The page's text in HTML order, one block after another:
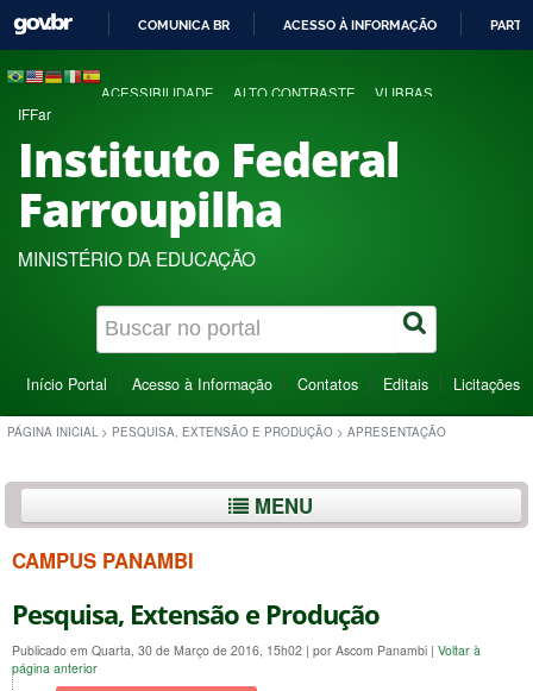
COMUNICA BR ACESSO À INFORMAÇÃO
ACESSIBILIDADE ALTO CONTRASTE VLIBRAS
IFFar
Instituto Federal
Farroupilha
MINISTÉRIO DA EDUCAÇÃO
Início Portal Acesso à Informação Contatos Editais Licitações
PÁGINA INICIAL > PESQUISA, EXTENSÃO E PRODUÇÃO > APRESENTAÇÃO
MENU
CAMPUS PANAMBI
Pesquisa, Extensão e Produção
Publicado em Quarta, 30 de Março de 2016, 15h02 | por Ascom Panambi | Voltar à
página anterior